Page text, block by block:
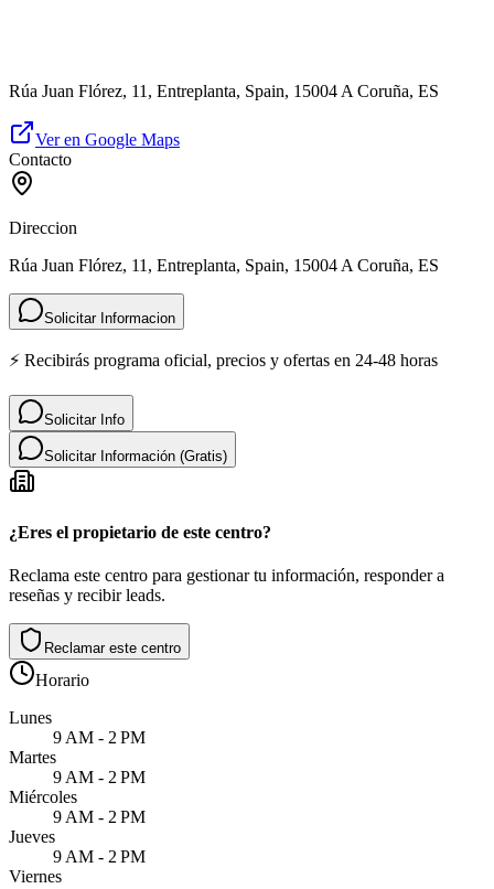
Rúa Juan Flórez, 11, Entreplanta, Spain, 15004 A Coruña, ES
Ver en Google Maps
Contacto
Direccion
Rúa Juan Flórez, 11, Entreplanta, Spain, 15004 A Coruña, ES
Solicitar Informacion
⚡ Recibirás programa oficial, precios y ofertas en 24-48 horas
Solicitar Info
Solicitar Información (Gratis)
¿Eres el propietario de este centro?
Reclama este centro para gestionar tu información, responder a
reseñas y recibir leads.
Reclamar este centro
Horario
Lunes
9 AM - 2 PM
Martes
9 AM - 2 PM
Miércoles
9 AM - 2 PM
Jueves
9 AM - 2 PM
Viernes